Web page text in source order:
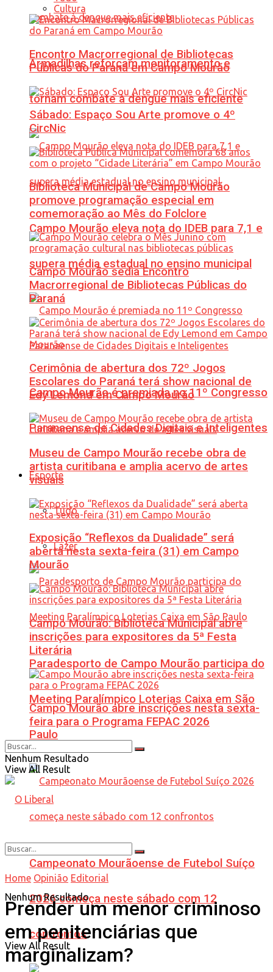
Armadilhas reforçam monitoramento e
tornam combate à dengue mais eficiente
Campo Mourão eleva nota do IDEB para 7,1 e
supera média estadual no ensino municipal
Campo Mourão é premiada no 11º Congresso
Paranaense de Cidades Digitais e Inteligentes
Esporte
Tudo
Lazer
Paradesporto de Campo Mourão participa do
Meeting Paralímpico Loterias Caixa em São
Paulo
Campeonato Mourãoense de Futebol Suíço
2026 começa neste sábado com 12
confrontos
Cultura
Encontro Macrorregional de Bibliotecas
Públicas do Paraná em Campo Mourão
Sábado: Espaço Sou Arte promove o 4º
CircNic
Biblioteca Municipal de Campo Mourão
promove programação especial em
comemoração ao Mês do Folclore
Campo Mourão sedia Encontro
Macrorregional de Bibliotecas Públicas do
Paraná
Cerimônia de abertura dos 72º Jogos
Escolares do Paraná terá show nacional de
Edy Lemond em Campo Mourão
Museu de Campo Mourão recebe obra de
artista curitibana e amplia acervo de artes
visuais
Exposição “Reflexos da Dualidade” será
aberta nesta sexta-feira (31) em Campo
Mourão
Campo Mourão: Biblioteca Municipal abre
inscrições para expositores da 5ª Festa
Literária
Campo Mourão abre inscrições nesta sexta-
feira para o Programa FEPAC 2026
Nenhum Resultado
View All Result
Nenhum Resultado
View All Result
Home Opinião Editorial
Prender um menor criminoso
em penitenciárias que
marginalizam?